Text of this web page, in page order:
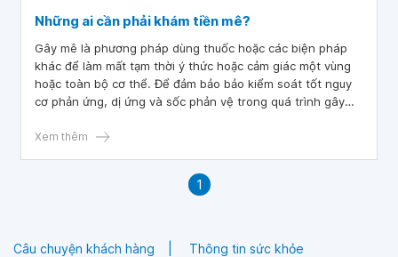
Những ai cần phải khám tiền mê?
Gây mê là phương pháp dùng thuốc hoặc các biện pháp
khác để làm mất tạm thời ý thức hoặc cảm giác một vùng
hoặc toàn bộ cơ thể. Để đảm bảo bảo kiểm soát tốt nguy
cơ phản ứng, dị ứng và sốc phản vệ trong quá trình gây
mê.
Xem thêm
1
Câu chuyện khách hàng Thông tin sức khỏe